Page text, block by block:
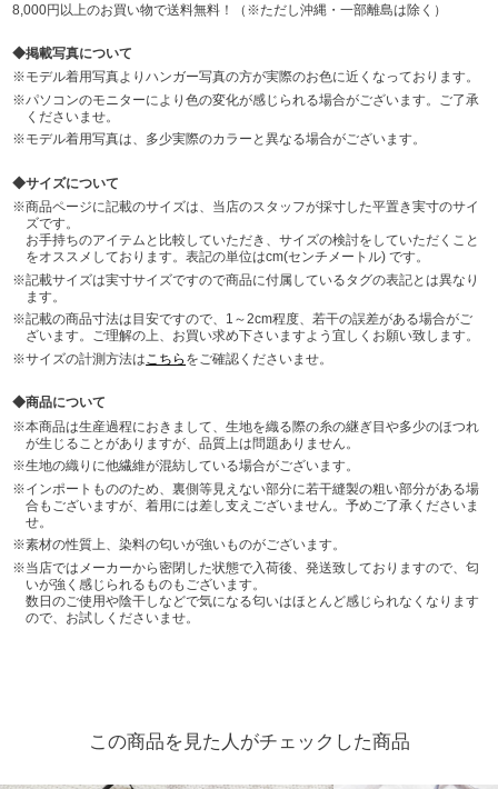
8,000円以上のお買い物で送料無料！（※ただし沖縄・一部離島は除く）
掲載写真について
モデル着用写真よりハンガー写真の方が実際のお色に近くなっております。
パソコンのモニターにより色の変化が感じられる場合がございます。ご了承
くださいませ。
モデル着用写真は、多少実際のカラーと異なる場合がございます。
サイズについて
商品ページに記載のサイズは、当店のスタッフが採寸した平置き実寸のサイ
ズです。
お手持ちのアイテムと比較していただき、サイズの検討をしていただくこと
をオススメしております。表記の単位はcm(センチメートル) です。
記載サイズは実寸サイズですので商品に付属しているタグの表記とは異なり
ます。
記載の商品寸法は目安ですので、1～2cm程度、若干の誤差がある場合がご
ざいます。ご理解の上、お買い求め下さいますよう宜しくお願い致します。
サイズの計測方法はこちら をご確認くださいませ。
商品について
本商品は生産過程におきまして、生地を織る際の糸の継ぎ目や多少のほつれ
が生じることがありますが、品質上は問題ありません。
生地の織りに他繊維が混紡している場合がございます。
インポートもののため、裏側等見えない部分に若干縫製の粗い部分がある場
合もございますが、着用には差し支えございません。予めご了承くださいま
せ。
素材の性質上、染料の匂いが強いものがございます。
当店ではメーカーから密閉した状態で入荷後、発送致しておりますので、匂
いが強く感じられるものもございます。
数日のご使用や陰干しなどで気になる匂いはほとんど感じられなくなります
ので、お試しくださいませ。
この商品を見た人がチェックした商品